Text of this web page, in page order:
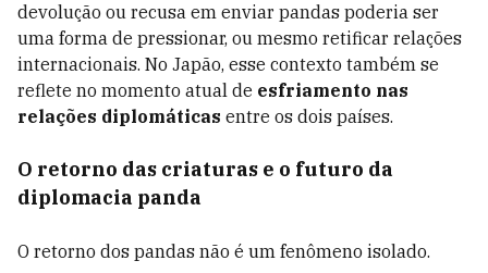
devolução ou recusa em enviar pandas poderia ser
uma forma de pressionar, ou mesmo retificar relações
internacionais. No Japão, esse contexto também se
reflete no momento atual de esfriamento nas
relações diplomáticas entre os dois países.
O retorno das criaturas e o futuro da
diplomacia panda
O retorno dos pandas não é um fenômeno isolado.